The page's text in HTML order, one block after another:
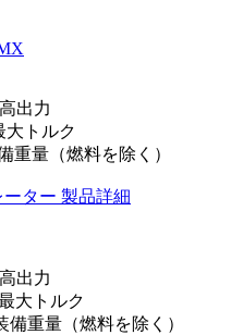
出力
大トルク
重量（燃料を除く）
ーター 製品詳細
出力
大トルク
備重量（燃料を除く）